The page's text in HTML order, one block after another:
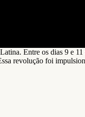
Entre os dias 9 e
revolução foi